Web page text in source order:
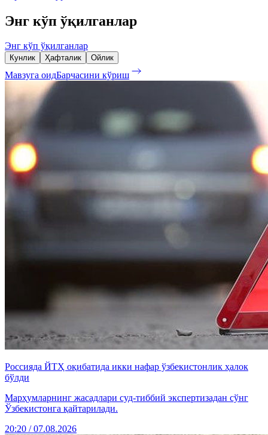
Энг кўп ўқилганлар
Энг кўп ўқилганлар
Кунлик Ҳафталик Ойлик
Мавзуга оидБарчасини кўриш
Россияда ЙТҲ оқибатида икки нафар ўзбекистонлик ҳалок
бўлди
Марҳумларнинг жасадлари суд-тиббий экспертизадан сўнг
Ўзбекистонга қайтарилади.
20:20 / 07.08.2026